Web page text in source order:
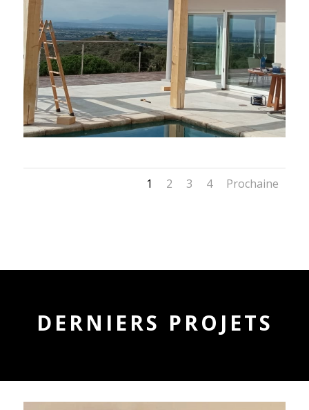
1 2 3 4 Prochaine
DERNIERS PROJETS